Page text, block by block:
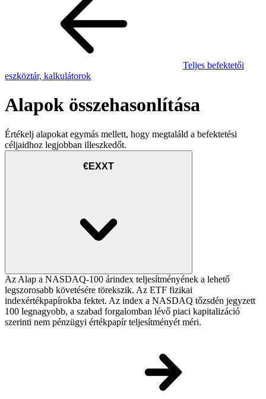
Teljes befektetői
eszköztár, kalkulátorok
Alapok összehasonlítása
Értékelj alapokat egymás mellett, hogy megtaláld a befektetési
céljaidhoz legjobban illeszkedőt.
€EXXT
Az Alap a NASDAQ-100 árindex teljesítményének a lehető
legszorosabb követésére törekszik. Az ETF fizikai
indexértékpapírokba fektet. Az index a NASDAQ tőzsdén jegyzett
100 legnagyobb, a szabad forgalomban lévő piaci kapitalizáció
szerinti nem pénzügyi értékpapír teljesítményét méri.